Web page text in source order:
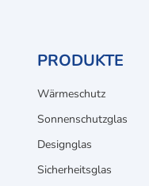
PRODUKTE
Wärmeschutz
Sonnenschutzglas
Designglas
Sicherheitsglas